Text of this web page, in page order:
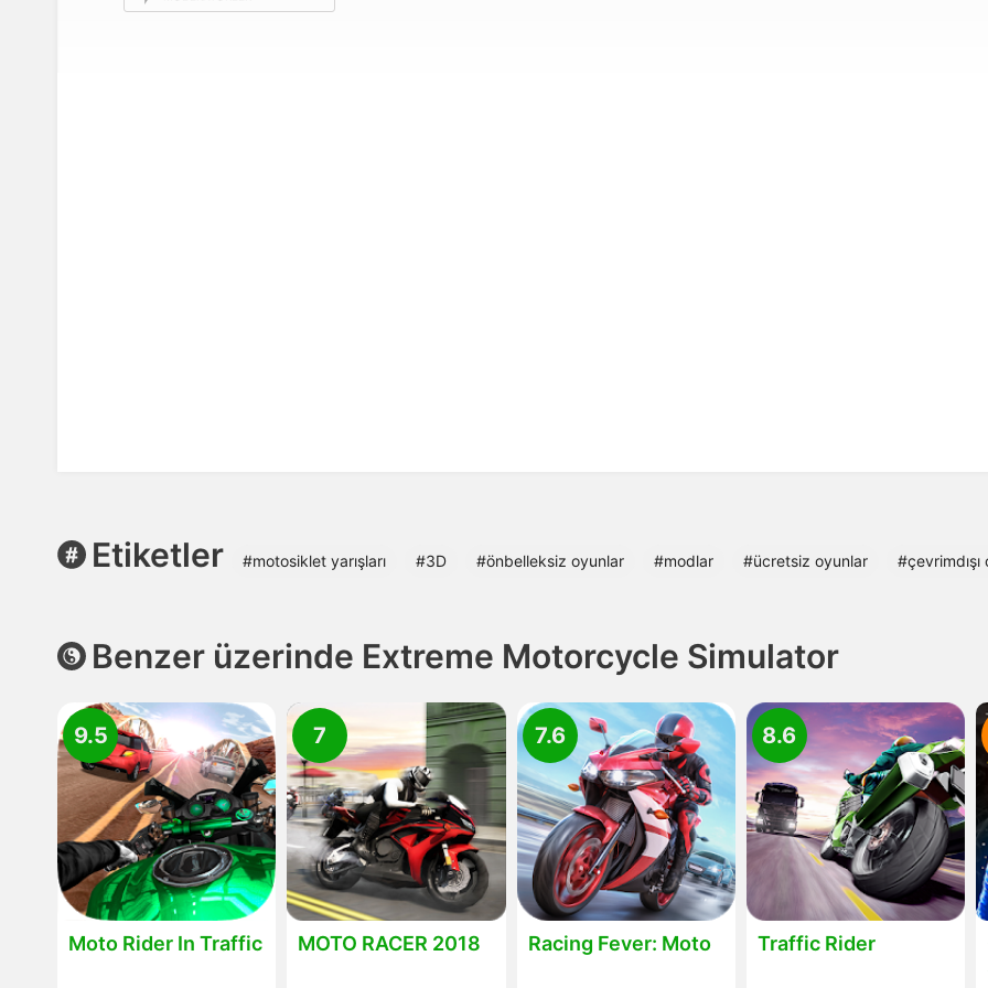
Etiketler #motosiklet yarışları #3D #önbelleksiz oyunlar #modlar #ücretsiz oyunlar #çevrimdışı
Benzer üzerinde Extreme Motorcycle Simulator
Moto Rider In Traffic
9.5
MOTO RACER 2018
7
Racing Fever: Moto
7.6
Traffic Rider
8.6